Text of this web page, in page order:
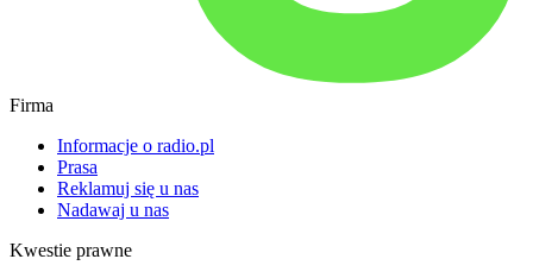
Firma
Informacje o radio.pl
Prasa
Reklamuj się u nas
Nadawaj u nas
Kwestie prawne